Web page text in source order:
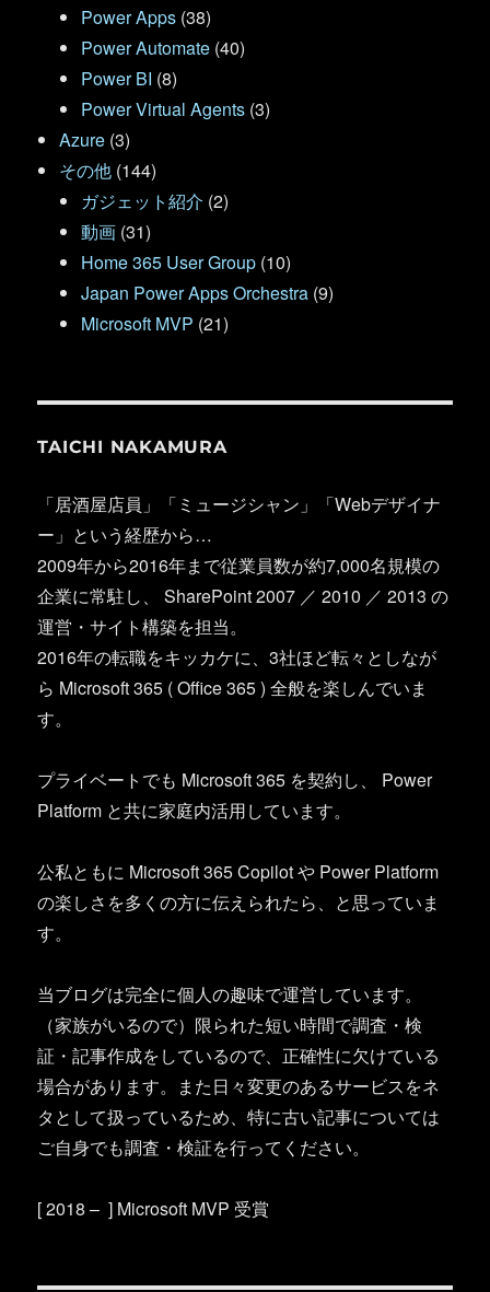
Power Apps (38)
Power Automate (40)
Power BI (8)
Power Virtual Agents (3)
Azure (3)
その他 (144)
ガジェット紹介 (2)
動画 (31)
Home 365 User Group (10)
Japan Power Apps Orchestra (9)
Microsoft MVP (21)
TAICHI NAKAMURA
「居酒屋店員」「ミュージシャン」「Webデザイナ
ー」という経歴から…
2009年から2016年まで従業員数が約7,000名規模の
企業に常駐し、 SharePoint 2007 ／ 2010 ／ 2013 の
運営・サイト構築を担当。
2016年の転職をキッカケに、3社ほど転々としなが
ら Microsoft 365 ( Office 365 ) 全般を楽しんでいま
す。
プライベートでも Microsoft 365 を契約し、 Power
Platform と共に家庭内活用しています。
公私ともに Microsoft 365 Copilot や Power Platform
の楽しさを多くの方に伝えられたら、と思っていま
す。
当ブログは完全に個人の趣味で運営しています。
（家族がいるので）限られた短い時間で調査・検
証・記事作成をしているので、正確性に欠けている
場合があります。また日々変更のあるサービスをネ
タとして扱っているため、特に古い記事については
ご自身でも調査・検証を行ってください。
[ 2018 – ] Microsoft MVP 受賞